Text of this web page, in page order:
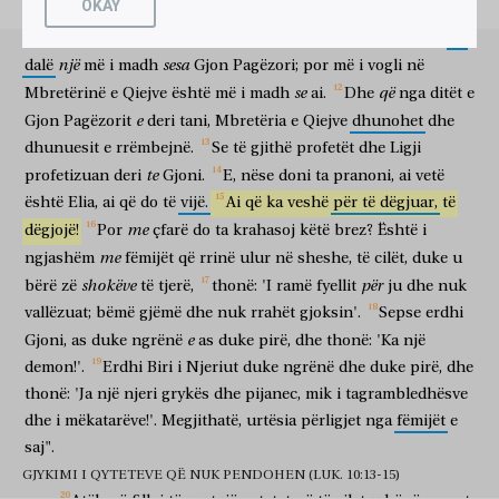
ἤρξατο
αἱ πλεῖσται
më të shumta
δυνάμεις
veprat e fuqisë
αὐτοῦ,
të tij
ὅτι
se
οὐ
nuk
μετενόησαν.
u penduan
οὐαί
mjerë
σοι,
ty
Χοραζείν!
o Korazin
οὐαί
mjerë
σοι,
ty
Βηθσαϊδάν!
o Betsaida
ὅτι
sepse
εἰ
sikur
ἐν
në
Τύρῳ
Tir
καὶ
dhe
Σιδῶνι
Sidon
ἐγένοντο
u bënë
αἱ δυνάμεις
veprat e fuqisë
αἱ
ato
γενόμεναι
që u bënë
ἐν ὑμῖν, πάλαι
qëmoti
ἂν
do
ἐν
me
σάκκῳ
thes
καὶ
dhe
σποδῷ
hi
μετενόησαν.
ishin penduar
πλὴν
megjithatë
λέγω
them
ὑμῖν,
juve
Τύρῳ
Tirit
καὶ
dhe
Σιδῶνι
Sidonit
ἀνεκτότερον
më e durueshme do të jetë në ditë të gjykimit sesa juve
καὶ
dhe
σύ, Καφαρναούμ, μὴ
mos
ἕως
deri
οὐρανοῦ ὑψωθήσῃ?
do të lartësohesh
ἕως
deri
ᾍδου
Hades
καταβήσῃ;
do të zbritesh
ὅτι
sepse
εἰ
sikur
ἐν
në
Σοδόμοις
Sodomë
ἐγενήθησαν
u bënë
αἱ δυνάμεις
veprat e fuqisë
αἱ
ato
γενόμεναι
që u bënë
ἐν
në
σοί,
ty
ἔμεινεν
kishte mbetur
ἂν
do
μέχρι
deri
τῆς σήμερον.
të sotmen
πλὴν
megjithatë
λέγω
them
ὑμῖν,
juve
se tokës
ἀνεκτότερον ἔσται ἐν ἡμέρᾳ
κρίσεως
të gjykimit
ἢ
sesa
σοί.
ty
i
dalë një më i madh sesa Gjon Pagëzori; por më i vogli në
Mbretërinë e Qiejve është më i madh se ai. Dhe që nga ditët e
Gjon Pagëzorit e deri tani, Mbretëria e Qiejve dhunohet dhe
dhunuesit e rrëmbejnë. Se të gjithë profetët dhe Ligji
profetizuan deri te Gjoni. E, nëse doni ta pranoni, ai vetë
është Elia, ai që do të vijë. Ai që ka veshë për të dëgjuar, të
dëgjojë!
Por me çfarë do ta krahasoj këtë brez? Është i
ngjashëm me fëmijët që rrinë ulur në sheshe, të cilët, duke u
bërë zë shokëve të tjerë, thonë: 'I ramë fyellit për ju dhe nuk
vallëzuat; bëmë gjëmë dhe nuk rrahët gjoksin'. Sepse erdhi
Gjoni, as duke ngrënë e as duke pirë, dhe thonë: 'Ka një
demon!'.
Erdhi Biri i Njeriut duke ngrënë dhe duke pirë, dhe
thonë: 'Ja një njeri grykës dhe pijanec, mik i tagrambledhësve
dhe i mëkatarëve!'. Megjithatë, urtësia përligjet nga fëmijët e
saj".
GJYKIMI I QYTETEVE QË NUK PENDOHEN (LUK. 10:13-15)
OKAY